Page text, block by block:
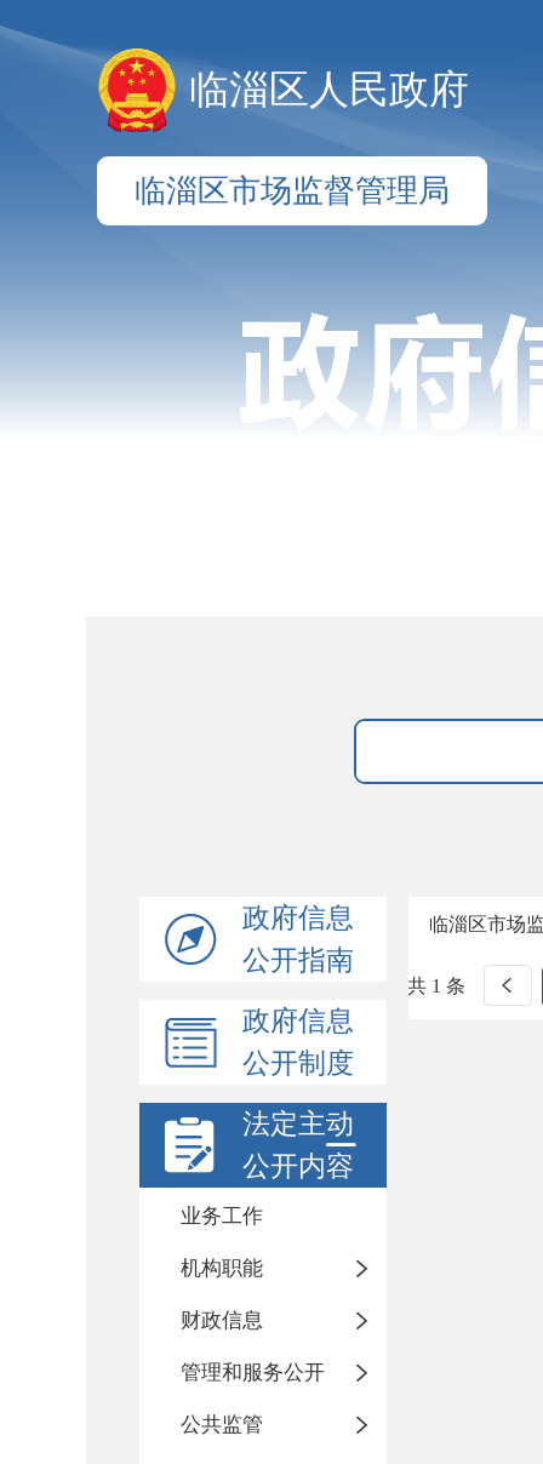
临淄区人民政府
临淄区市场监督管理局
政府信息
公开指南
政府信息
公开制度
法定主动
公开内容
业务工作
机构职能
财政信息
管理和服务公开
公共监管
临淄区市场
共 1 条